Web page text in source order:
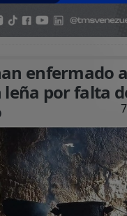
enfermado
leña por falta